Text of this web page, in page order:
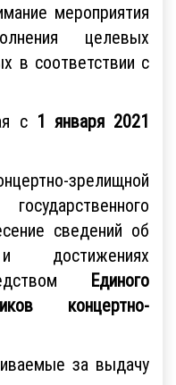
мероприятия
целевых
в соответствии с
с1 января 2021
зрелищной
сведений об
достижениях
Единого
концертно-
за выдачу